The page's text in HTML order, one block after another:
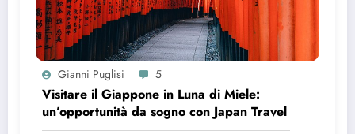
Gianni Puglisi 5
Visitare il Giappone in Luna di Miele:
un’opportunità da sogno con Japan Travel